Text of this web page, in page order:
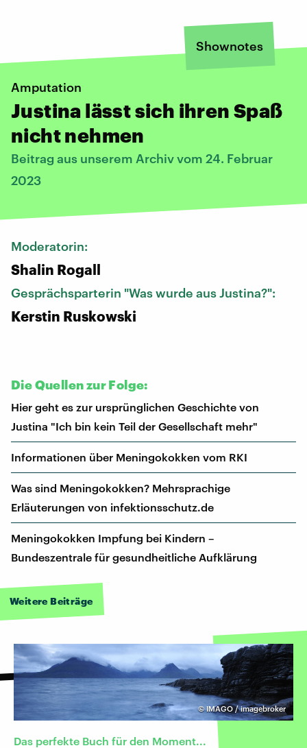
Shownotes
Amputation
Justina lässt sich ihren Spaß
nicht nehmen
Beitrag aus unserem Archiv vom 24. Februar
2023
Moderatorin:
Shalin Rogall
Gesprächsparterin "Was wurde aus Justina?":
Kerstin Ruskowski
Die Quellen zur Folge:
Hier geht es zur ursprünglichen Geschichte von
Justina "Ich bin kein Teil der Gesellschaft mehr"
Informationen über Meningokokken vom RKI
Was sind Meningokokken? Mehrsprachige
Erläuterungen von infektionsschutz.de
Meningokokken Impfung bei Kindern –
Bundeszentrale für gesundheitliche Aufklärung
Weitere Beiträge
©IMAGO / imagebroker
Das perfekte Buch für den Moment...